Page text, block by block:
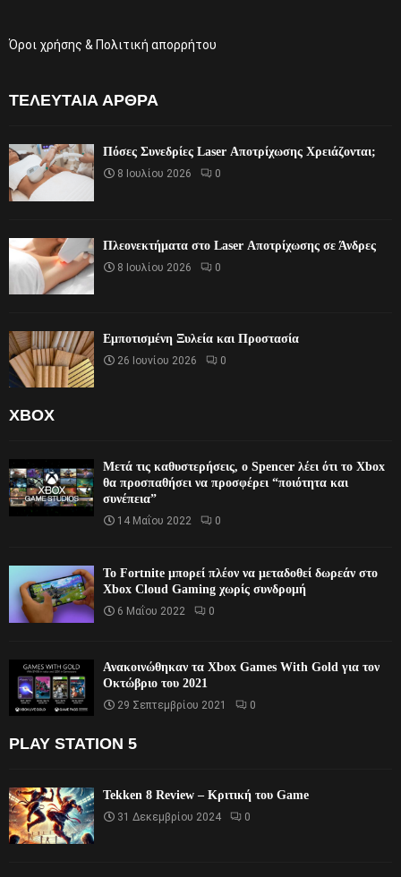
Όροι χρήσης & Πολιτική απορρήτου
ΤΕΛΕΥΤΑΊΑ ΆΡΘΡΑ
Πόσες Συνεδρίες Laser Αποτρίχωσης Χρειάζονται;
8 Ιουλίου 2026 0
Πλεονεκτήματα στο Laser Αποτρίχωσης σε Άνδρες
8 Ιουλίου 2026 0
Εμποτισμένη Ξυλεία και Προστασία
26 Ιουνίου 2026 0
XBOX
Μετά τις καθυστερήσεις, ο Spencer λέει ότι το Xbox
θα προσπαθήσει να προσφέρει “ποιότητα και
συνέπεια”
14 Μαΐου 2022 0
Το Fortnite μπορεί πλέον να μεταδοθεί δωρεάν στο
Xbox Cloud Gaming χωρίς συνδρομή
6 Μαΐου 2022 0
Ανακοινώθηκαν τα Xbox Games With Gold για τον
Οκτώβριο του 2021
29 Σεπτεμβρίου 2021 0
PLAY STATION 5
Tekken 8 Review – Κριτική του Game
31 Δεκεμβρίου 2024 0